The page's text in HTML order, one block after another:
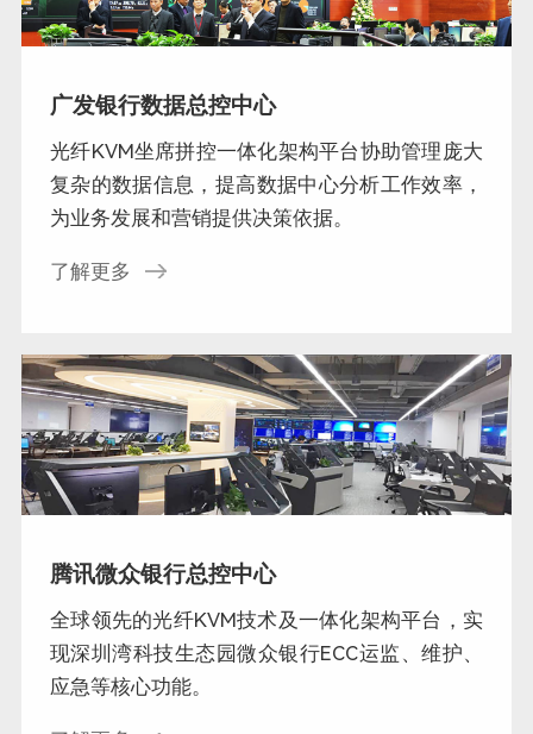
广发银行数据总控中心
光纤KVM坐席拼控一体化架构平台协助管理庞大
复杂的数据信息，提高数据中心分析工作效率，
为业务发展和营销提供决策依据。
了解更多
腾讯微众银行总控中心
全球领先的光纤KVM技术及一体化架构平台，实
现深圳湾科技生态园微众银行ECC运监、维护、
应急等核心功能。